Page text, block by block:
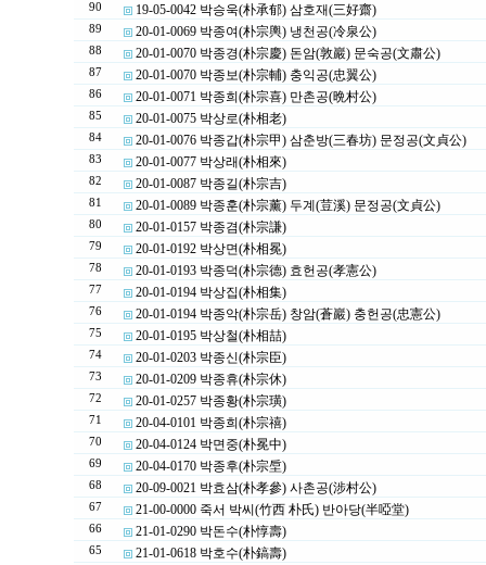
90 19-05-0042 박승욱(朴承郁) 삼호재(三好齋)
89 20-01-0069 박종여(朴宗輿) 냉천공(冷泉公)
88 20-01-0070 박종경(朴宗慶) 돈암(敦巖) 문숙공(文肅公)
87 20-01-0070 박종보(朴宗輔) 충익공(忠翼公)
86 20-01-0071 박종희(朴宗喜) 만촌공(晩村公)
85 20-01-0075 박상로(朴相老)
84 20-01-0076 박종갑(朴宗甲) 삼춘방(三春坊) 문정공(文貞公)
83 20-01-0077 박상래(朴相來)
82 20-01-0087 박종길(朴宗吉)
81 20-01-0089 박종훈(朴宗薰) 두계(荳溪) 문정공(文貞公)
80 20-01-0157 박종겸(朴宗謙)
79 20-01-0192 박상면(朴相冕)
78 20-01-0193 박종덕(朴宗德) 효헌공(孝憲公)
77 20-01-0194 박상집(朴相集)
76 20-01-0194 박종악(朴宗岳) 창암(蒼巖) 충헌공(忠憲公)
75 20-01-0195 박상철(朴相喆)
74 20-01-0203 박종신(朴宗臣)
73 20-01-0209 박종휴(朴宗休)
72 20-01-0257 박종황(朴宗璜)
71 20-04-0101 박종희(朴宗禧)
70 20-04-0124 박면중(朴冕中)
69 20-04-0170 박종후(朴宗垕)
68 20-09-0021 박효삼(朴孝參) 사촌공(涉村公)
67 21-00-0000 죽서 박씨(竹西 朴氏) 반아당(半啞堂)
66 21-01-0290 박돈수(朴惇壽)
65 21-01-0618 박호수(朴鎬壽)